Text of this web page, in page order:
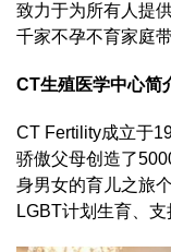
致力于为所有人提
千家不孕不育家庭带
CT生殖医学中心简
CT Fertility成立于
骄傲父母创造了
身男女的育儿之旅
LGBT计划生育、支